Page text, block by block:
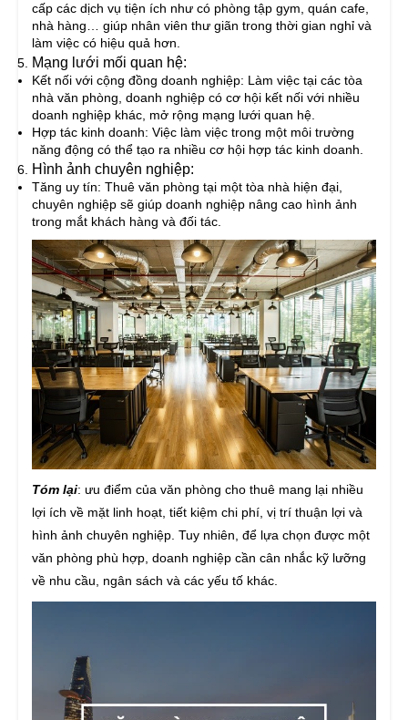
cấp các dịch vụ tiện ích như có phòng tập gym, quán cafe,
nhà hàng… giúp nhân viên thư giãn trong thời gian nghỉ và
làm việc có hiệu quả hơn.
Mạng lưới mối quan hệ:
Kết nối với cộng đồng doanh nghiệp: Làm việc tại các tòa
nhà văn phòng, doanh nghiệp có cơ hội kết nối với nhiều
doanh nghiệp khác, mở rộng mạng lưới quan hệ.
Hợp tác kinh doanh: Việc làm việc trong một môi trường
năng động có thể tạo ra nhiều cơ hội hợp tác kinh doanh.
Hình ảnh chuyên nghiệp:
Tăng uy tín: Thuê văn phòng tại một tòa nhà hiện đại,
chuyên nghiệp sẽ giúp doanh nghiệp nâng cao hình ảnh
trong mắt khách hàng và đối tác.
Tóm lại: ưu điểm của văn phòng cho thuê mang lại nhiều
lợi ích về mặt linh hoạt, tiết kiệm chi phí, vị trí thuận lợi và
hình ảnh chuyên nghiệp. Tuy nhiên, để lựa chọn được một
văn phòng phù hợp, doanh nghiệp cần cân nhắc kỹ lưỡng
về nhu cầu, ngân sách và các yếu tố khác.